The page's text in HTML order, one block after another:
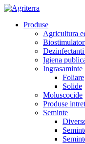
Produse
Agricultura
Dezinfectanti
Igiena
Ingrasaminte
Foliare
Solide
Moluscocide
Produse
Seminte